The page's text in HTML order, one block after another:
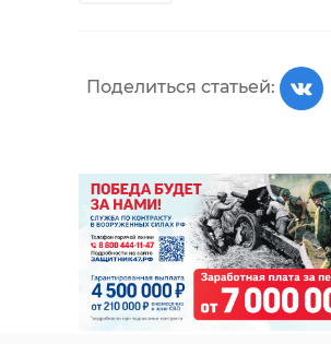
Поделиться статьей: